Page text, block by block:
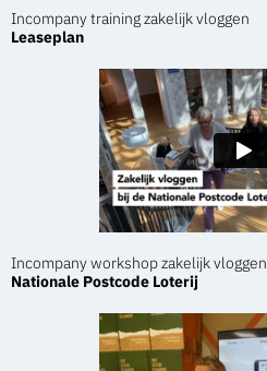
Incompany training zakelijk vloggen
Leaseplan
Incompany workshop zakelijk vloggen
Nationale Postcode Loterij